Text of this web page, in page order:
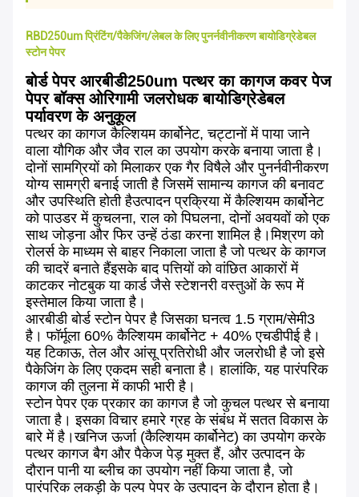
RBD250um प्रिंटिंग/पैकेजिंग/लेबल के लिए पुनर्नवीनीकरण बायोडिग्रेडेबल
स्टोन पेपर
बोर्ड पेपर आरबीडी250um पत्थर का कागज कवर पेज
पेपर बॉक्स ओरिगामी जलरोधक बायोडिग्रेडेबल
पर्यावरण के अनुकूल
पत्थर का कागज कैल्शियम कार्बोनेट, चट्टानों में पाया जाने
वाला यौगिक और जैव राल का उपयोग करके बनाया जाता है।
दोनों सामग्रियों को मिलाकर एक गैर विषैले और पुनर्नवीनीकरण
योग्य सामग्री बनाई जाती है जिसमें सामान्य कागज की बनावट
और उपस्थिति होती हैउत्पादन प्रक्रिया में कैल्शियम कार्बोनेट
को पाउडर में कुचलना, राल को पिघलना, दोनों अवयवों को एक
साथ जोड़ना और फिर उन्हें ठंडा करना शामिल है।मिश्रण को
रोलर्स के माध्यम से बाहर निकाला जाता है जो पत्थर के कागज
की चादरें बनाते हैंइसके बाद पत्तियों को वांछित आकारों में
काटकर नोटबुक या कार्ड जैसे स्टेशनरी वस्तुओं के रूप में
इस्तेमाल किया जाता है।
आरबीडी बोर्ड स्टोन पेपर है जिसका घनत्व 1.5 ग्राम/सेमी3
है। फॉर्मूला 60% कैल्शियम कार्बोनेट + 40% एचडीपीई है।
यह टिकाऊ, तेल और आंसू प्रतिरोधी और जलरोधी है जो इसे
पैकेजिंग के लिए एकदम सही बनाता है। हालांकि, यह पारंपरिक
कागज की तुलना में काफी भारी है।
स्टोन पेपर एक प्रकार का कागज है जो कुचल पत्थर से बनाया
जाता है। इसका विचार हमारे ग्रह के संबंध में सतत विकास के
बारे में है।खनिज ऊर्जा (कैल्शियम कार्बोनेट) का उपयोग करके
पत्थर कागज बैग और पैकेज पेड़ मुक्त हैं, और उत्पादन के
दौरान पानी या ब्लीच का उपयोग नहीं किया जाता है, जो
पारंपरिक लकड़ी के पल्प पेपर के उत्पादन के दौरान होता है।